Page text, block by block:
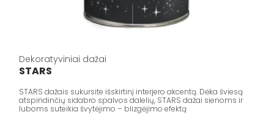
Dekoratyviniai dažai
STARS
STARS dažais sukursite išskirtinį interjero akcentą. Dėka šviesą
atspindinčių sidabro spalvos dalelių, STARS dažai sienoms ir
luboms suteikia švytėjimo – blizgėjimo efektą